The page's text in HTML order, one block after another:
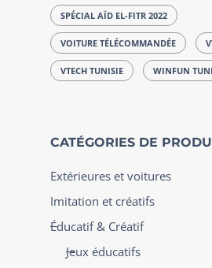
SPÉCIAL AÏD EL-FITR 2022
VOITURE TÉLÉCOMMANDÉE
VTECH TUNISIE WINFUN
CATÉGORIES DE
Extérieures et voitures
Imitation et créatifs
Éducatif & Créatif
Jeux éducatifs